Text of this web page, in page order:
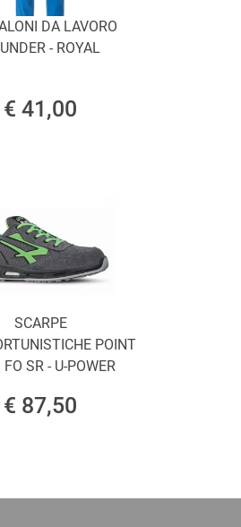
DA LAVORO
- ROYAL
€ 41,00
SCARPE
POINT
SR - U-POWER
€ 87,50